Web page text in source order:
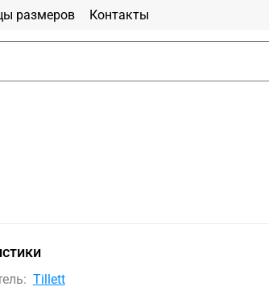
размеров Контакты
Tillett